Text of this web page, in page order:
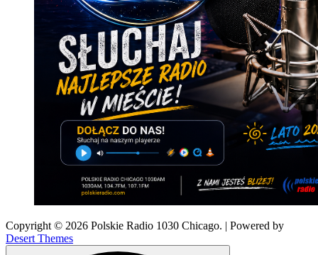
Copyright © 2026 Polskie Radio 1030 Chicago. | Powered by
Desert Themes